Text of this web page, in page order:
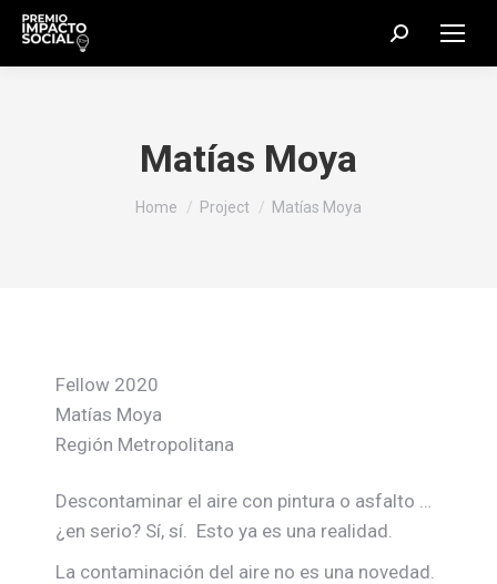
Search:
Matías Moya
You are here:
Home Project Matías Moya
Fellow 2020
Matías Moya
Región Metropolitana
Descontaminar el aire con pintura o asfalto …
¿en serio? Sí, sí. Esto ya es una realidad.
La contaminación del aire no es una novedad.